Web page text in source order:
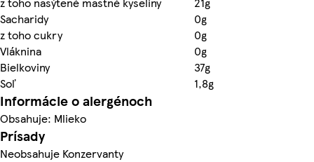
Sacharidy
0g
z toho cukry
0g
Vláknina
0g
Bielkoviny
37g
Soľ
1,8g
Informácie o alergénoch
Obsahuje: Mlieko
Prísady
Neobsahuje Konzervanty